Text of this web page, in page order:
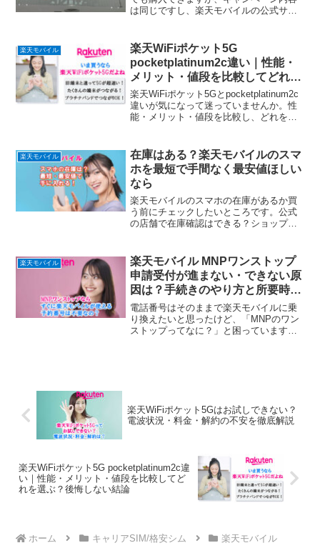
は同じですし、楽天モバイルの公式サイ
りありませんよ。
楽天モバイル
楽天WiFiポケット5G
pocketplatinum2c違い｜性能・
メリット・値段を比較してどれを
選ぶ？後悔しない結論
楽天WiFiポケット5Gとpocketplatinum2c
違いが気になって迷っていませんか。性
能・メリット・値段を比較し、どれを選
楽天モバイル
在庫はある？楽天モバイルのスマ
ホを最短で手間なく最安値ほしい
なら
楽天モバイルのスマホの在庫があるか買
う前にチェックしたいところです。公式
の店舗で在庫確認はできる？ショップに
楽天モバイル
楽天モバイル MNPワンストップ
申請受付が進まない・できない原
因は？手続きのやり方と所要時
間・注意点まとめ
電話番号はそのままで楽天モバイルに乗
り換えたいと思ったけど、「MNPのワン
ストップってなに？」と困っています
楽天WiFiポケット5Gはお試しできない？
電波状況・料金・解約の不安を徹底解説
楽天WiFiポケット5G pocketplatinum2c違
い｜性能・メリット・値段を比較してど
れを選ぶ？後悔しない結論
ホーム キャリアSIM/格安シム 楽天モバイル